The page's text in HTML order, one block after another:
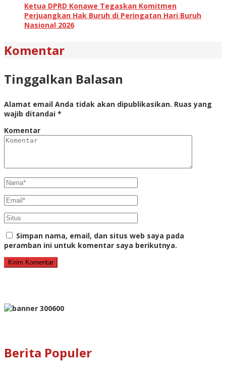
Ketua DPRD Konawe Tegaskan Komitmen
Perjuangkan Hak Buruh di Peringatan Hari Buruh
Nasional 2026
Komentar
Tinggalkan Balasan
Alamat email Anda tidak akan dipublikasikan. Ruas yang
wajib ditandai *
Komentar
Simpan nama, email, dan situs web saya pada
peramban ini untuk komentar saya berikutnya.
Berita Populer